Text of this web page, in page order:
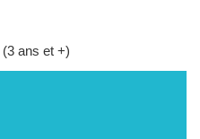
(3 ans et +)